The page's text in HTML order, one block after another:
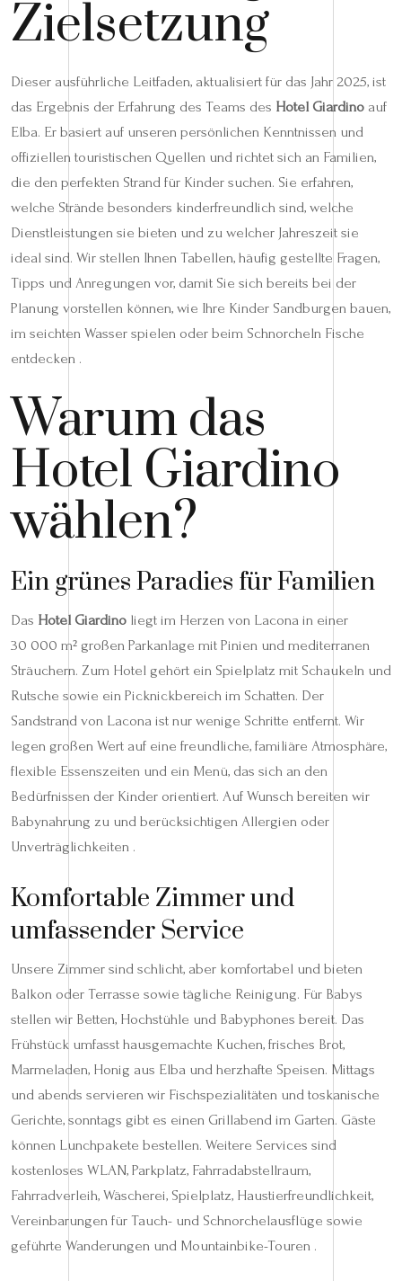
Zielsetzung
Dieser ausführliche Leitfaden, aktualisiert für das Jahr 2025, ist
das Ergebnis der Erfahrung des Teams des Hotel Giardino auf
Elba. Er basiert auf unseren persönlichen Kenntnissen und
offiziellen touristischen Quellen und richtet sich an Familien,
die den perfekten Strand für Kinder suchen. Sie erfahren,
welche Strände besonders kinderfreundlich sind, welche
Dienstleistungen sie bieten und zu welcher Jahreszeit sie
ideal sind. Wir stellen Ihnen Tabellen, häufig gestellte Fragen,
Tipps und Anregungen vor, damit Sie sich bereits bei der
Planung vorstellen können, wie Ihre Kinder Sandburgen bauen,
im seichten Wasser spielen oder beim Schnorcheln Fische
entdecken .
Warum das
Hotel Giardino
wählen?
Ein grünes Paradies für Familien
Das Hotel Giardino liegt im Herzen von Lacona in einer
30 000 m² großen Parkanlage mit Pinien und mediterranen
Sträuchern. Zum Hotel gehört ein Spielplatz mit Schaukeln und
Rutsche sowie ein Picknickbereich im Schatten. Der
Sandstrand von Lacona ist nur wenige Schritte entfernt. Wir
legen großen Wert auf eine freundliche, familiäre Atmosphäre,
flexible Essenszeiten und ein Menü, das sich an den
Bedürfnissen der Kinder orientiert. Auf Wunsch bereiten wir
Babynahrung zu und berücksichtigen Allergien oder
Unverträglichkeiten .
Komfortable Zimmer und
umfassender Service
Unsere Zimmer sind schlicht, aber komfortabel und bieten
Balkon oder Terrasse sowie tägliche Reinigung. Für Babys
stellen wir Betten, Hochstühle und Babyphones bereit. Das
Frühstück umfasst hausgemachte Kuchen, frisches Brot,
Marmeladen, Honig aus Elba und herzhafte Speisen. Mittags
und abends servieren wir Fischspezialitäten und toskanische
Gerichte, sonntags gibt es einen Grillabend im Garten. Gäste
können Lunchpakete bestellen. Weitere Services sind
kostenloses WLAN, Parkplatz, Fahrradabstellraum,
Fahrradverleih, Wäscherei, Spielplatz, Haustierfreundlichkeit,
Vereinbarungen für Tauch- und Schnorchelausflüge sowie
geführte Wanderungen und Mountainbike-Touren .